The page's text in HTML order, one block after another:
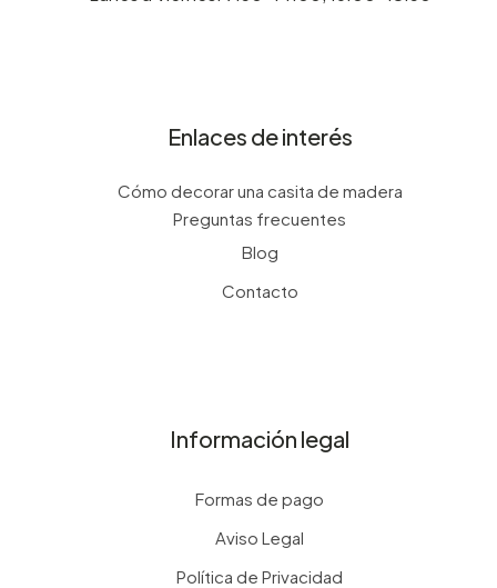
Enlaces de interés
Cómo decorar una casita de madera
Preguntas frecuentes
Blog
Contacto
Información legal
Formas de pago
Aviso Legal
Política de Privacidad